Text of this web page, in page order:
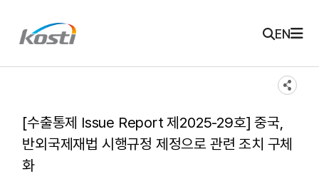
KOSTI 메인 페이지로 이동 EN
[수출통제 Issue Report 제2025-29호] 중국,
반외국제재법 시행규정 제정으로 관련 조치 구체
화